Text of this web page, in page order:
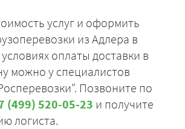
услуг и оформить
из Адлера в
оплаты доставки в
можно у специалистов
Позвоните по
(499) 520-05-23 и получите
логиста.